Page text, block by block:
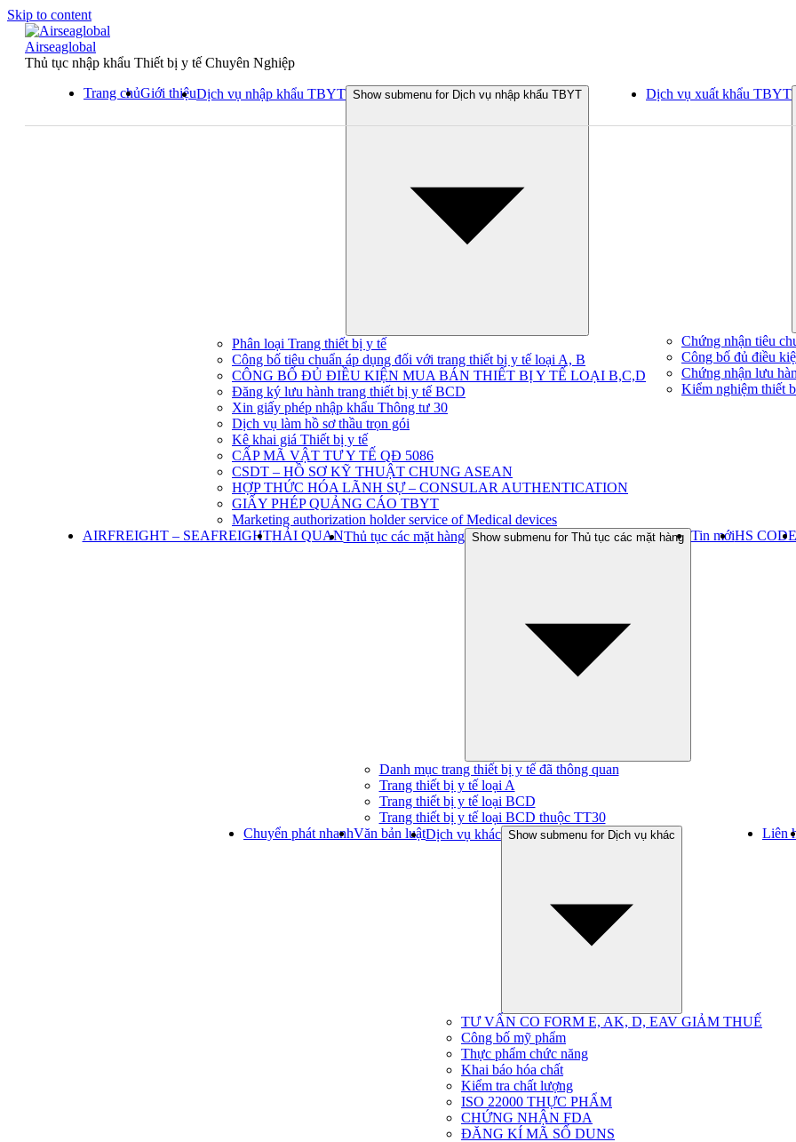
Skip to content
Airseaglobal
Thủ tục nhập khẩu Thiết bị y tế Chuyên Nghiệp
Trang chủGiới thiệuDịch vụ nhập khẩu TBYT Show submenu for Dịch vụ nhập khẩu TBYT
Phân loại Trang thiết bị y tế
Công bố tiêu chuẩn áp dụng đối với trang thiết bị y tế loại A, B
CÔNG BỐ ĐỦ ĐIỀU KIỆN MUA BÁN THIẾT BỊ Y TẾ LOẠI B,C,D
Đăng ký lưu hành trang thiết bị y tế BCD
Xin giấy phép nhập khẩu Thông tư 30
Dịch vụ làm hồ sơ thầu trọn gói
Kê khai giá Thiết bị y tế
CẤP MÃ VẬT TƯ Y TẾ QĐ 5086
CSDT – HỒ SƠ KỸ THUẬT CHUNG ASEAN
HỢP THỨC HÓA LÃNH SỰ – CONSULAR AUTHENTICATION
GIẤY PHÉP QUẢNG CÁO TBYT
Marketing authorization holder service of Medical devices
Dịch vụ xuất khẩu TBYT
Chứng nhận tiêu
Công bố đủ điều
Chứng nhận lưu
Kiểm nghiệm thiết
AIRFREIGHT – SEAFREIGHTHẢI QUANThủ tục các mặt hàng Show submenu for Thủ tục các mặt hàng
Danh mục trang thiết bị y tế đã thông quan
Trang thiết bị y tế loại A
Trang thiết bị y tế loại BCD
Trang thiết bị y tế loại BCD thuộc TT30
Tin mớiHS CODE
Chuyển phát nhanhVăn bản luậtDịch vụ khác Show submenu for Dịch vụ khác
TƯ VẤN CO FORM E, AK, D, EAV GIẢM THUẾ
Công bố mỹ phẩm
Thực phẩm chức năng
Khai báo hóa chất
Kiểm tra chất lượng
ISO 22000 THỰC PHẨM
CHỨNG NHẬN FDA
ĐĂNG KÍ MÃ SỐ DUNS
Liên